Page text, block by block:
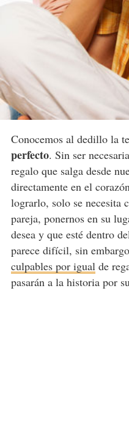
Conocemos al dedillo la
perfecto. Sin ser
regalo que salga desde
directamente en el
lograrlo, solo se necesita
pareja, ponernos en su
desea y que esté dentro
parece difícil, sin
culpables por igual de
pasarán a la historia por